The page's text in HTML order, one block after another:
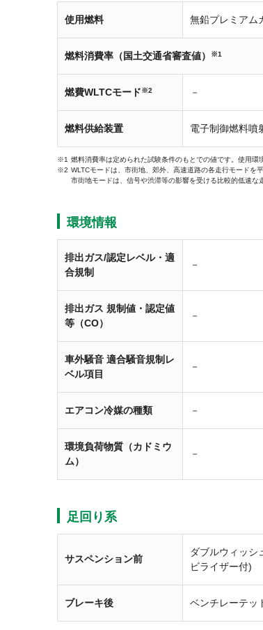
使用燃料 無鉛プレミアム
燃料消費率（国土交通省審査値） ※1
燃費WLTCモード※2 －
燃料供給装置 電子制御燃料噴
燃料消費率は定められた試験条件のもとでの値です。使用環
WLTCモードは、市街地、郊外、高速道路の各走行モードを
市街地モードは、信号や渋滞等の影響を受ける比較的低速
環境情報
排出ガス/認定レベル・適
合規制
－
排出ガス 規制値・認定値
等（CO）
－
車外騒音 適合騒音規制レ
ベル項目
－
エアコン冷媒の種類 －
環境負荷物質（カドミウ
ム）
－
足回り系
サスペンション前
ダブルウィッシ
ビライザー付)
ブレーキ後 ベンチレーテッ